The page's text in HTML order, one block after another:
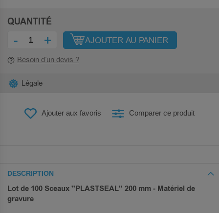
QUANTITÉ
- + AJOUTER AU PANIER
Besoin d’un devis ?
Ajouter aux favoris Comparer ce produit
Légale
DESCRIPTION
Lot de 100 Sceaux ''PLASTSEAL'' 200 mm - Matériel de
gravure